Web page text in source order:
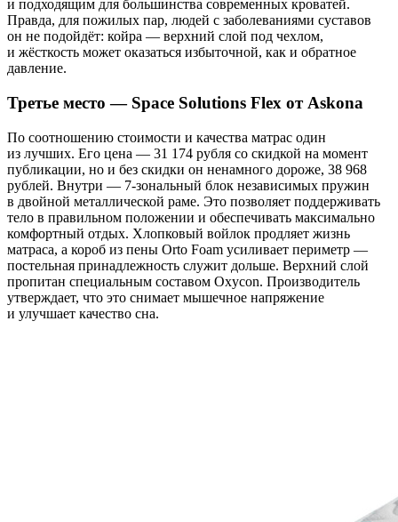
и подходящим для большинства современных кроватей.
Правда, для пожилых пар, людей с заболеваниями суставов
он не подойдёт: койра — верхний слой под чехлом,
и жёсткость может оказаться избыточной, как и обратное
давление.
Третье место — Space Solutions Flex от Askona
По соотношению стоимости и качества матрас один
из лучших. Его цена — 31 174 рубля со скидкой на момент
публикации, но и без скидки он ненамного дороже, 38 968
рублей. Внутри — 7-зональный блок независимых пружин
в двойной металлической раме. Это позволяет поддерживать
тело в правильном положении и обеспечивать максимально
комфортный отдых. Хлопковый войлок продляет жизнь
матраса, а короб из пены Orto Foam усиливает периметр —
постельная принадлежность служит дольше. Верхний слой
пропитан специальным составом Oxycon. Производитель
утверждает, что это снимает мышечное напряжение
и улучшает качество сна.